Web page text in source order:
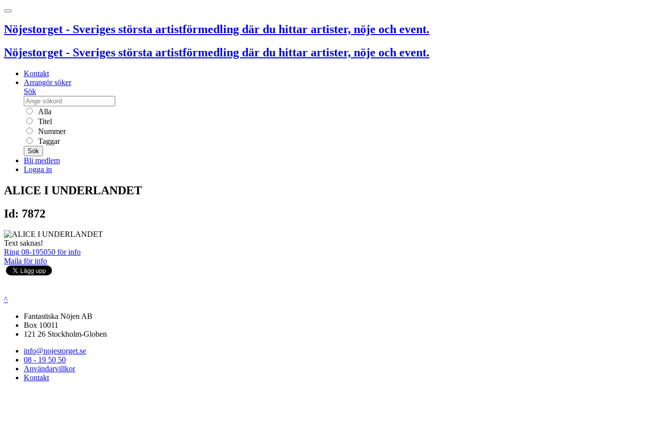
Nöjestorget - Sveriges största artistförmedling där du hittar artister, nöje och event.
Nöjestorget - Sveriges största artistförmedling där du hittar artister, nöje och event.
Kontakt
Arrangör söker
Sök
Alla
Titel
Nummer
Taggar
Sök
Bli medlem
Logga in
ALICE I UNDERLANDET
Id: 7872
Text saknas!
Ring 08-195050 för info
Maila för info
^
Fantastiska Nöjen AB
Box 10011
121 26 Stockholm-Globen
info@nojestorget.se
08 - 19 50 50
Användarvillkor
Kontakt